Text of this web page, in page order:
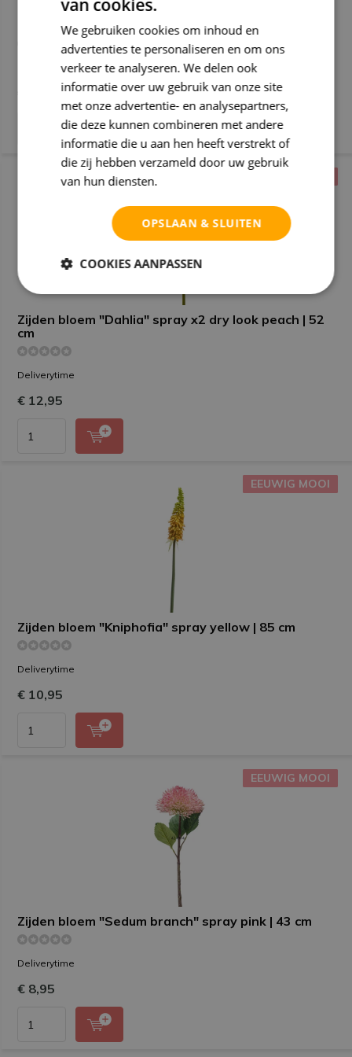
HT Helianthus, Zonnebloem gemengd
Deliverytime
Zijden bloem "Dahlia" spray x2 dry look peach | 52
cm
Deliverytime
€ 12,95
Zijden bloem "Kniphofia" spray yellow | 85 cm
Deliverytime
EEUWIG MOOI
€ 10,95
EEUWIG MOOI
Zijden bloem "Sedum branch" spray pink | 43 cm
Deliverytime
EEUWIG MOOI
€ 8,95
EEUWIG MOOI
van cookies.
We gebruiken cookies om inhoud en
advertenties te personaliseren en om ons
verkeer te analyseren. We delen ook
informatie over uw gebruik van onze site
met onze advertentie- en analysepartners,
die deze kunnen combineren met andere
informatie die u aan hen heeft verstrekt of
die zij hebben verzameld door uw gebruik
van hun diensten.
OPSLAAN & SLUITEN
COOKIES AANPASSEN